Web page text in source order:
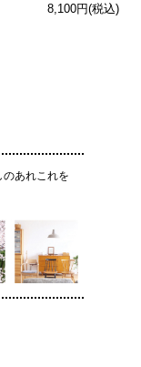
8,100円(税込)
あれこれを